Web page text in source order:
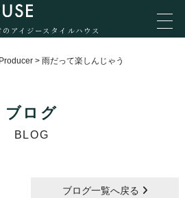
アイジースタイルハウス
Producer > 雨だって楽しんじゃう
ブログ
BLOG
ブログ一覧へ戻る